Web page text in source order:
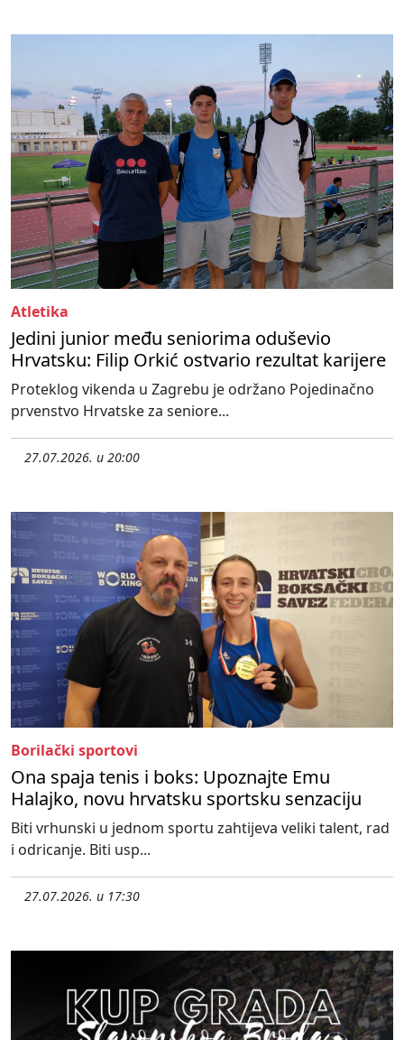
Atletika
Jedini junior među seniorima oduševio
Hrvatsku: Filip Orkić ostvario rezultat karijere
Proteklog vikenda u Zagrebu je održano Pojedinačno
prvenstvo Hrvatske za seniore...
27.07.2026. u 20:00
Borilački sportovi
Ona spaja tenis i boks: Upoznajte Emu
Halajko, novu hrvatsku sportsku senzaciju
Biti vrhunski u jednom sportu zahtijeva veliki talent, rad
i odricanje. Biti usp...
27.07.2026. u 17:30